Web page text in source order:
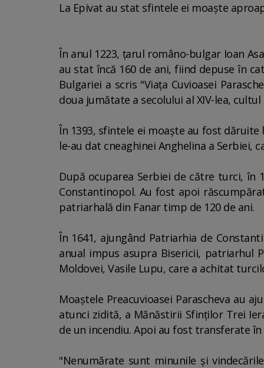
La Epivat au stat sfintele ei moaşte
În anul 1223, ţarul româno-bulgar Ioan
au stat încă 160 de ani, fiind depuse în
Bulgariei a scris "Viaţa Cuvioasei
doua jumătate a secolului al XIV-lea,
În 1393, sfintele ei moaşte au fost
le-au dat cneaghinei Anghelina a Serbiei,
După ocuparea Serbiei de către turci, în
Constantinopol. Au fost apoi
patriarhală din Fanar timp de 120 de ani.
În 1641, ajungând Patriarhia de
anual impus asupra Bisericii, patriarhul
Moldovei, Vasile Lupu, care a achitat
Moaştele Preacuvioasei Parascheva au
atunci zidită, a Mănăstirii Sfinţilor Trei
de un incendiu. Apoi au fost transferate
"Nenumărate sunt minunile şi